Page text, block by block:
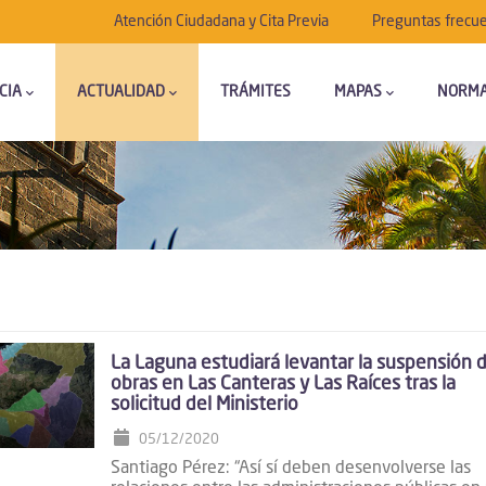
Submenú
Atención Ciudadana y Cita Previa Preguntas
ACTUALIDAD TRÁMITES MAPAS
La Laguna estudiará levantar la suspensión
obras en Las Canteras y Las Raíces tras la
solicitud del Ministerio
05/12/2020
Santiago Pérez: “Así sí deben desenvolverse las